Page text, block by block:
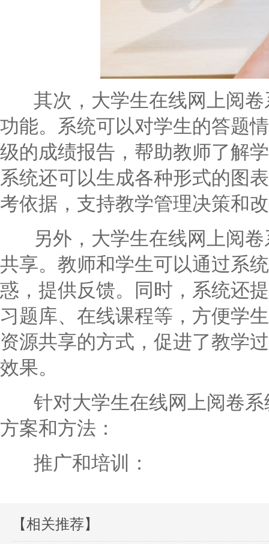
其次，大学生在线网上阅卷
功能。系统可以对学生的答题
级的成绩报告，帮助教师了解
系统还可以生成各种形式的图
考依据，支持教学管理决策和
另外，大学生在线网上阅卷
共享。教师和学生可以通过系
惑，提供反馈。同时，系统还
习题库、在线课程等，方便学
资源共享的方式，促进了教学
效果。
针对大学生在线网上阅卷系
方案和方法：
推广和培训：
【相关推荐】